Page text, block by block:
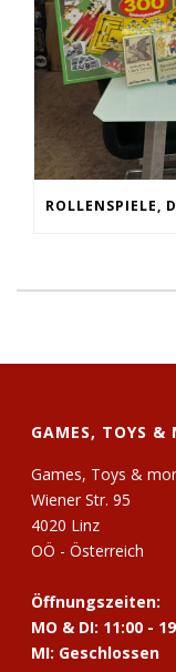
GAMES, TOYS &
Games, Toys &
Wiener Str. 95
4020 Linz
OÖ - Österreich
Öffnungszeiten:
MO & DI: 11:00 -
MI: Geschlossen